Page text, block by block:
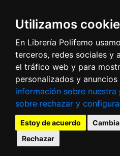
Utilizamos
En Librería Polifemo
terceros, redes sociales y
el tráfico web y para
personalizados y anuncios
información sobre
sobre rechazar y
Estoy de acuerdo
Rechazar